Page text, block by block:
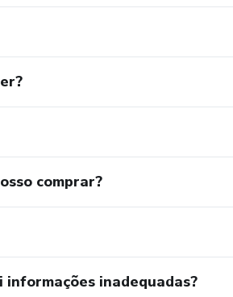
comprar?
informações inadequadas?